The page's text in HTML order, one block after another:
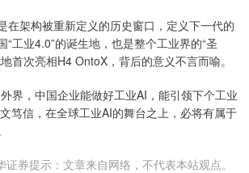
在架构被重新定义的历史窗口，定义下一代的
“工业4.0”的诞生地，也是整个工业界的“圣
首次亮相H4 OntoX，背后的意义不言而喻。
界，中国企业能做好工业AI，能引领下个工业
笃信，在全球工业AI的舞台之上，必将有属于
证券提示：文章来自网络，不代表本站观点。